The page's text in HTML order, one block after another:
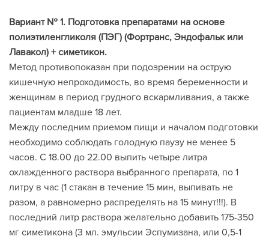
Вариант № 1. Подготовка препаратами на основе
полиэтиленгликоля (ПЭГ) (Фортранс, Эндофальк или
Лавакол) + симетикон.
Метод противопоказан при подозрении на острую
кишечную непроходимость, во время беременности и
женщинам в период грудного вскармливания, а также
пациентам младше 18 лет.
Между последним приемом пищи и началом подготовки
необходимо соблюдать голодную паузу не менее 5
часов. С 18.00 до 22.00 выпить четыре литра
охлажденного раствора выбранного препарата, по 1
литру в час (1 стакан в течение 15 мин, выпивать не
разом, а равномерно распределять на 15 минут!!!). В
последний литр раствора желательно добавить 175-350
мг симетикона (3 мл. эмульсии Эспумизана, или 0,5-1